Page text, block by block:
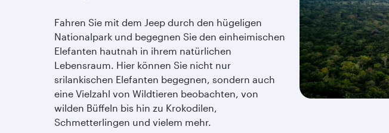
Fahren Sie mit dem Jeep durch den hügeligen
Nationalpark und begegnen Sie den einheimischen
Elefanten hautnah in ihrem natürlichen
Lebensraum. Hier können Sie nicht nur
srilankischen Elefanten begegnen, sondern auch
eine Vielzahl von Wildtieren beobachten, von
wilden Büffeln bis hin zu Krokodilen,
Schmetterlingen und vielem mehr.